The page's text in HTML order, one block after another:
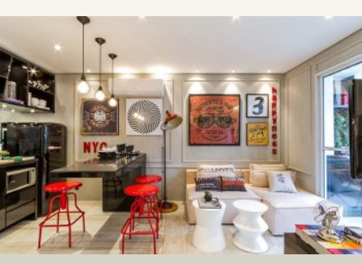
você olha para ela na sua decoração, alguma coisa
não parece estar certa. Nesse caso pode ser a
espessura do tampo de vidro, que não nem sempre
afeta tanto o layout de